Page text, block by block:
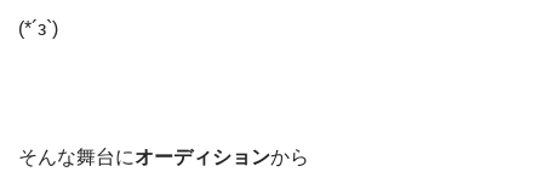
(*´з`)
そんな舞台にオーディションから